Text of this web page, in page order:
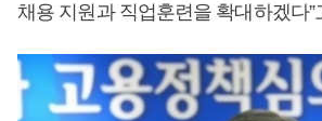
채용 지원과 직업훈련을 확대하겠다”